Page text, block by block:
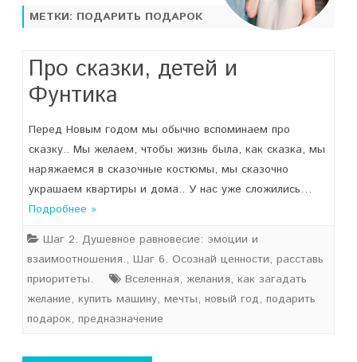
МЕТКИ: ПОДАРИТЬ ПОДАРОК
Про сказки, детей и
Фунтика
Перед Новым годом мы обычно вспоминаем про
сказку.. Мы желаем, чтобы жизнь была, как сказка, мы
наряжаемся в сказочные костюмы, мы сказочно
украшаем квартиры и дома.. У нас уже сложились…
Подробнее »
Шаг 2. Душевное равновесие: эмоции и
взаимоотношения., Шаг 6. Осознай ценности, расставь
приоритеты.
Вселенная, желания, как загадать
желание, купить машину, мечты, новый год, подарить
подарок, предназначение